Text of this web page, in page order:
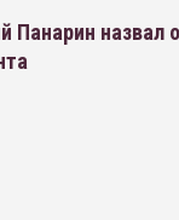
Панарин назвал